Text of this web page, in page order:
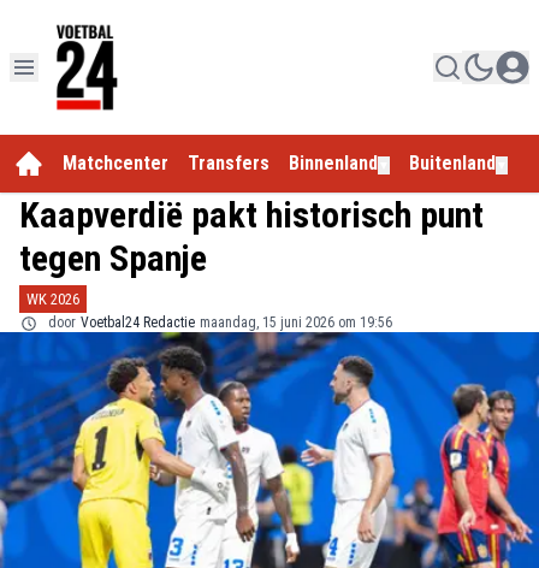
Matchcenter Transfers Binnenland Buitenland
Kaapverdië pakt historisch punt
tegen Spanje
WK 2026
door Voetbal24 Redactie maandag, 15 juni 2026 om 19:56